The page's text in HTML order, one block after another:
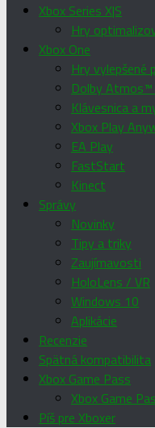
Xbox Series X|S
Hry
Xbox One
Hry vylepšené
Dolby Atmos™
Klávesnica a
Xbox Play
EA Play
FastStart
Kinect
Správy
Novinky
Tipy a triky
Zaujímavosti
HoloLens / VR
Windows 10
Aplikácie
Recenzie
Spätná kompatibilita
Xbox Game Pass
Xbox Game
Píš pre Xboxer